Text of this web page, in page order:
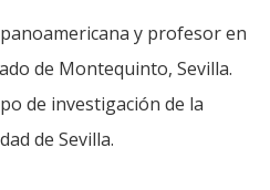
y profesor en
de Montequinto, Sevilla.
de investigación de la
de Sevilla.